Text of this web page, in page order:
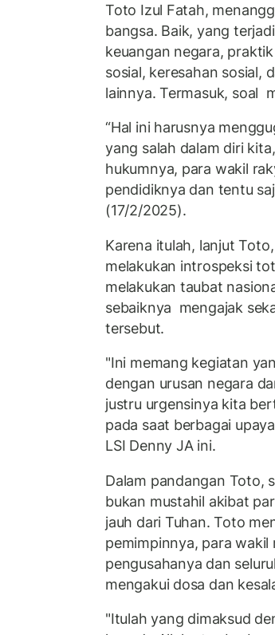
Toto Izul Fatah,
bangsa. Baik, yang
keuangan negara,
sosial, keresahan sosial,
lainnya. Termasuk, soal
“Hal ini harusnya
yang salah dalam diri
hukumnya, para wakil
pendidiknya dan tentu
(17/2/2025).
Karena itulah, lanjut
melakukan introspeksi
melakukan taubat
sebaiknya mengajak
tersebut.
"Ini memang kegiatan
dengan urusan negara
justru urgensinya kita
pada saat berbagai
LSI Denny JA ini.
Dalam pandangan Toto,
bukan mustahil akibat
jauh dari Tuhan. Toto
pemimpinnya, para
pengusahanya dan
mengakui dosa dan
"Itulah yang dimaksud